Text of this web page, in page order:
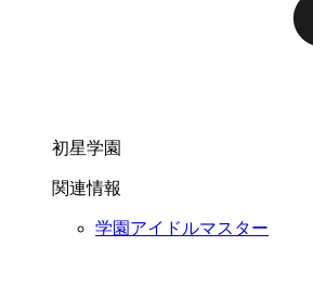
初星学園
関連情報
学園アイドルマスター